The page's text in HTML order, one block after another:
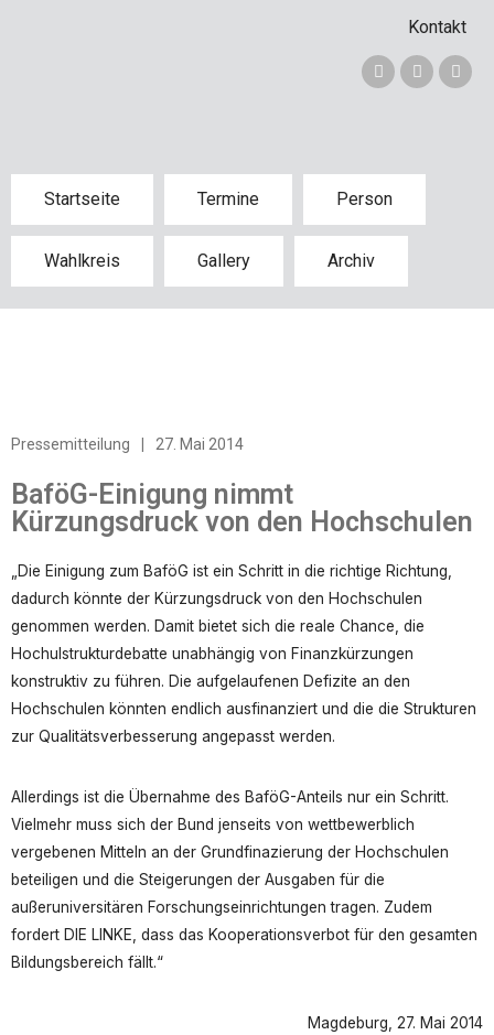
Kontakt
Startseite Termine Person
Wahlkreis Gallery Archiv
Pressemitteilung 27. Mai 2014
BaföG-Einigung nimmt
Kürzungsdruck von den Hochschulen
„Die Einigung zum BaföG ist ein Schritt in die richtige Richtung,
dadurch könnte der Kürzungsdruck von den Hochschulen
genommen werden. Damit bietet sich die reale Chance, die
Hochulstrukturdebatte unabhängig von Finanzkürzungen
konstruktiv zu führen. Die aufgelaufenen Defizite an den
Hochschulen könnten endlich ausfinanziert und die die Strukturen
zur Qualitätsverbesserung angepasst werden.
Allerdings ist die Übernahme des BaföG-Anteils nur ein Schritt.
Vielmehr muss sich der Bund jenseits von wettbewerblich
vergebenen Mitteln an der Grundfinazierung der Hochschulen
beteiligen und die Steigerungen der Ausgaben für die
außeruniversitären Forschungseinrichtungen tragen. Zudem
fordert DIE LINKE, dass das Kooperationsverbot für den gesamten
Bildungsbereich fällt.“
Magdeburg, 27. Mai 2014